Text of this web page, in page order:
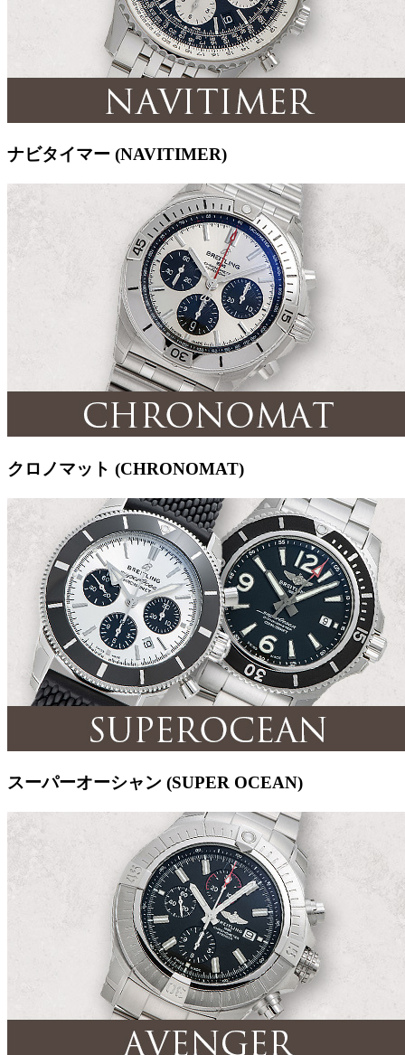
ナビタイマー (NAVITIMER)
クロノマット (CHRONOMAT)
スーパーオーシャン (SUPER OCEAN)